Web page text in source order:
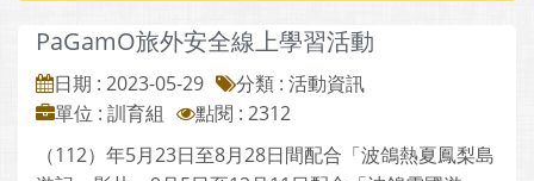
PaGamO旅外安全線上學習活動
日期 : 2023-05-29
分類 : 活動資訊
單位 : 訓育組
點閱 : 2312
（112）年5月23日至8月28日間配合「波鴿熱夏鳳梨島